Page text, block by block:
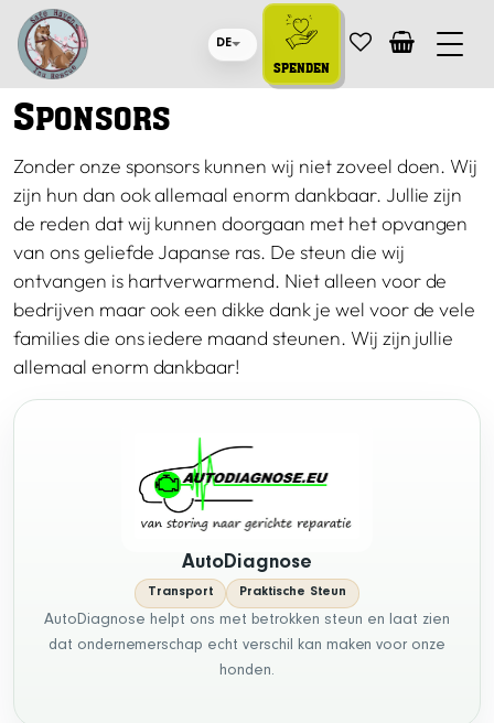
DE
SPENDEN
SPONSORS
Zonder onze sponsors kunnen wij niet zoveel doen. Wij
zijn hun dan ook allemaal enorm dankbaar. Jullie zijn
de reden dat wij kunnen doorgaan met het opvangen
van ons geliefde Japanse ras. De steun die wij
ontvangen is hartverwarmend. Niet alleen voor de
bedrijven maar ook een dikke dank je wel voor de vele
families die ons iedere maand steunen. Wij zijn jullie
allemaal enorm dankbaar!
AutoDiagnose
Transport Praktische Steun
AutoDiagnose helpt ons met betrokken steun en laat zien
dat ondernemerschap echt verschil kan maken voor onze
honden.